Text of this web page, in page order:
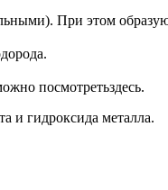
При этом
.
посмотретьздесь.
и гидроксида металла.